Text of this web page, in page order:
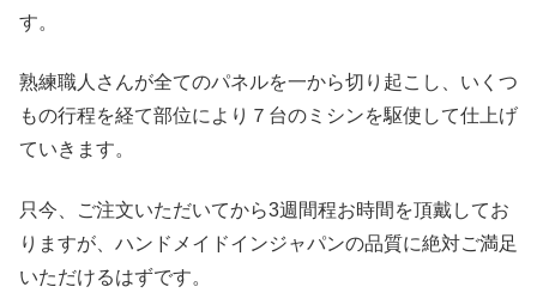
す。
熟練職人さんが全てのパネルを一から切り起こし、いくつ
もの行程を経て部位により７台のミシンを駆使して仕上げ
ていきます。
只今、ご注文いただいてから3週間程お時間を頂戴してお
りますが、ハンドメイドインジャパンの品質に絶対ご満足
いただけるはずです。